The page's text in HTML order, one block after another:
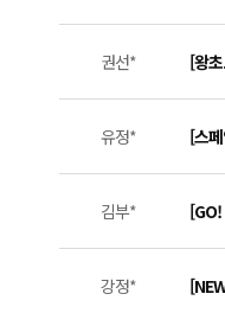
권선* [왕
유정* [스
김부* [GO!
강정*